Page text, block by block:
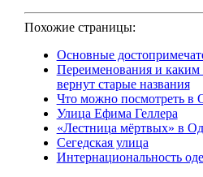
Похожие страницы:
Основные
Переименования и каким
вернут старые названия
Что можно посмотреть в
Улица Ефима Геллера
«Лестница мёртвых» в
Сегедская улица
Интернациональность